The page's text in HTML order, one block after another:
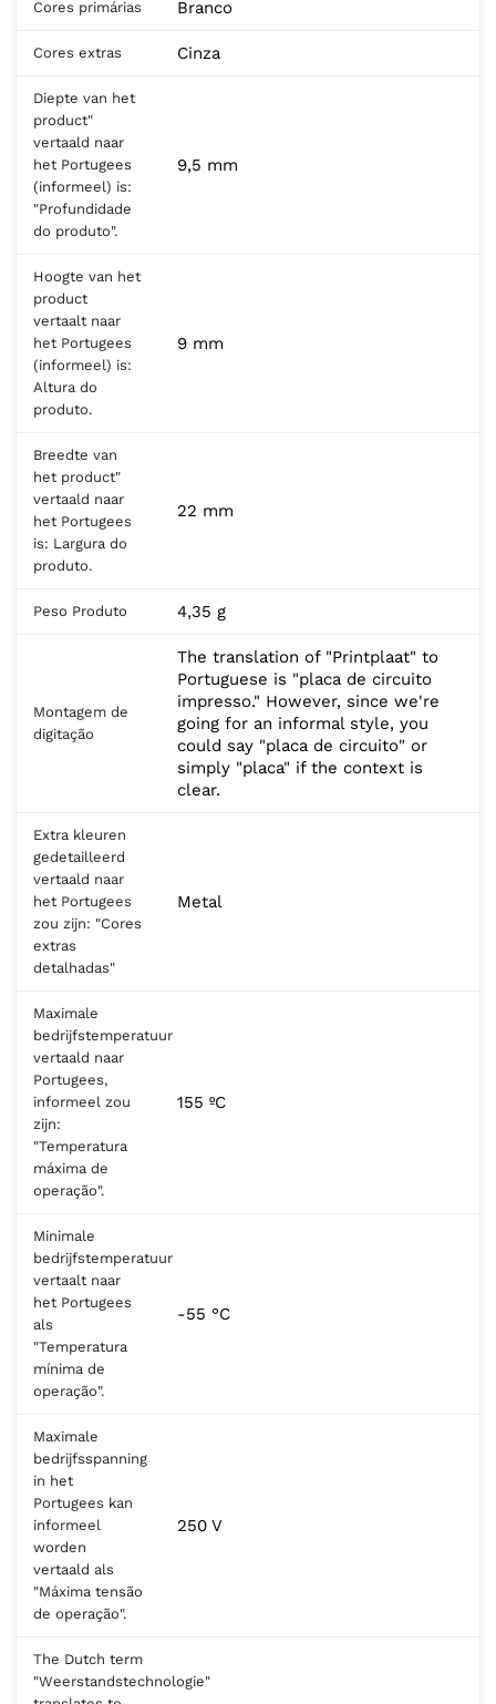
Cores primárias Branco
Cores extras Cinza
Diepte van het
product"
vertaald naar
het Portugees
(informeel) is:
"Profundidade
do produto".
9,5 mm
Hoogte van het
product
vertaalt naar
het Portugees
(informeel) is:
Altura do
produto.
9 mm
Breedte van
het product"
vertaald naar
het Portugees
is: Largura do
produto.
22 mm
Peso Produto 4,35 g
Montagem de
digitação
The translation of "Printplaat" to
Portuguese is "placa de circuito
impresso." However, since we're
going for an informal style, you
could say "placa de circuito" or
simply "placa" if the context is
clear.
Extra kleuren
gedetailleerd
vertaald naar
het Portugees
zou zijn: "Cores
extras
detalhadas"
Metal
Maximale
bedrijfstemperatuur
vertaald naar
Portugees,
informeel zou
zijn:
"Temperatura
máxima de
operação".
155 ºC
Minimale
bedrijfstemperatuur
vertaalt naar
het Portugees
als
"Temperatura
mínima de
operação".
-55 °C
Maximale
bedrijfsspanning
in het
Portugees kan
informeel
worden
vertaald als
"Máxima tensão
de operação".
250 V
The Dutch term
"Weerstandstechnologie"